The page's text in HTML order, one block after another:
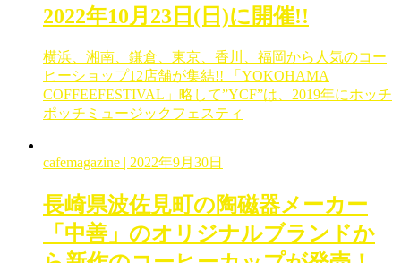
2022年10月23日(日)に開催!!
横浜、湘南、鎌倉、東京、香川、福岡から人気のコー
ヒーショップ12店舗が集結!! 「YOKOHAMA
COFFEEFESTIVAL」略して”YCF”は、2019年にホッチ
ポッチミュージックフェスティ
cafemagazine | 2022年9月30日
長崎県波佐見町の陶磁器メーカー
「中善」のオリジナルブランドか